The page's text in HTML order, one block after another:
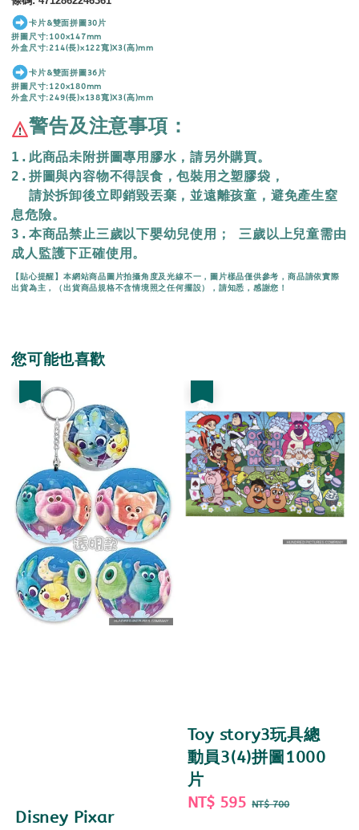
卡片&雙面拼圖30片
拼圖尺寸:100x147mm
外盒尺寸:214(長)x122寬)X3(高)mm
卡片&雙面拼圖36片
拼圖尺寸:120x180mm
外盒尺寸:249(長)x138寬)X3(高)mm
警告及注意事項：
1.此商品未附拼圖專用膠水，請另外購買。
2.拼圖與內容物不得誤食，包裝用之塑膠袋，
  請於拆卸後立即銷毀丟棄，
並遠離孩童，避免產生窒
息危險。
3.本商品禁止三歲以下嬰幼兒使用； 三歲以上兒童需由
成人監護下正確使用。
【貼心提醒】本網站商品圖片拍攝角度及光線不一，圖片樣品僅供參考，商品請依實際
出貨為主，（出貨商品規格不含情境照之任何擺設），請知悉，感謝您！
您可能也喜歡
Disney Pixar
Toy story3玩具總
動員3(4)拼圖1000
片
Sale
NT$ 595 Regular
NT$ 700